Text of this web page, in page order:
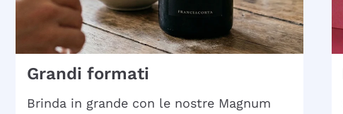
Grandi formati
Brinda in grande con le nostre Magnum